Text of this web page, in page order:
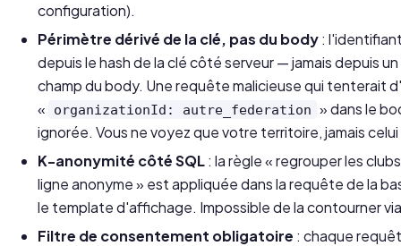
configuration).
Périmètre dérivé de la clé, pas du body:
depuis le hash de la clé côté serveur — jamais depuis
champ du body. Une requête malicieuse qui tenterait
«
organizationId: autre_federation » dans le
ignorée. Vous ne voyez que votre territoire, jamais
K-anonymité côté SQL: la règle « regrouper les
ligne anonyme » est appliquée dans la requête de la
le template d'affichage. Impossible de la contourner
Filtre de consentement obligatoire : chaque